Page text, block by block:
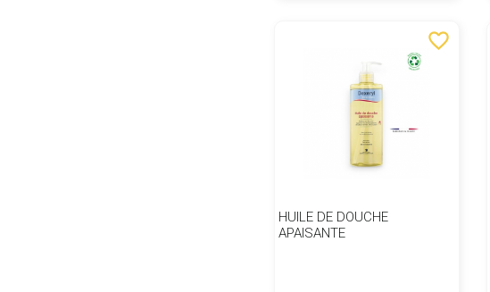
favorite_border
HUILE DE DOUCHE
APAISANTE